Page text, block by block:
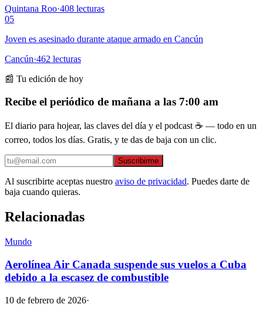
Quintana Roo·408 lecturas
05
Joven es asesinado durante ataque armado en Cancún
Cancún·462 lecturas
📰 Tu edición de hoy
Recibe el periódico de mañana a las 7:00 am
El diario para hojear, las claves del día y el podcast ☕ — todo en un
correo, todos los días. Gratis, y te das de baja con un clic.
Suscribirme
Al suscribirte aceptas nuestro aviso de privacidad. Puedes darte de
baja cuando quieras.
Relacionadas
Mundo
Aerolínea Air Canada suspende sus vuelos a Cuba
debido a la escasez de combustible
10 de febrero de 2026·